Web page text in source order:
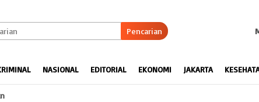
Pencarian
NASIONAL EDITORIAL EKONOMI JAKARTA